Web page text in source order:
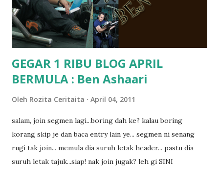
masalah dyslexia.. tapi minor la.. nanti la aku cerita pasal
dyslexia tu.. lepas tu kami buat keputusan pu...
GEGAR 1 RIBU BLOG APRIL
BERMULA : Ben Ashaari
Oleh Rozita Ceritaita April 04, 2011
salam, join segmen lagi...boring dah ke? kalau boring
korang skip je dan baca entry lain ye... segmen ni senang
rugi tak join... memula dia suruh letak header... pastu dia
suruh letak tajuk...siap! nak join jugak? leh gi SINI